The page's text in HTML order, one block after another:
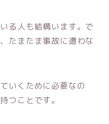
る人も結構います。で
たまたま事故に遭わな
いくために必要なの
つことです。